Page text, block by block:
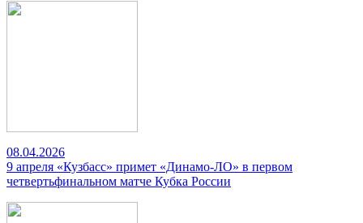
08.04.2026
9 апреля «Кузбасс» примет «Динамо-ЛО» в первом
четвертьфинальном матче Кубка России